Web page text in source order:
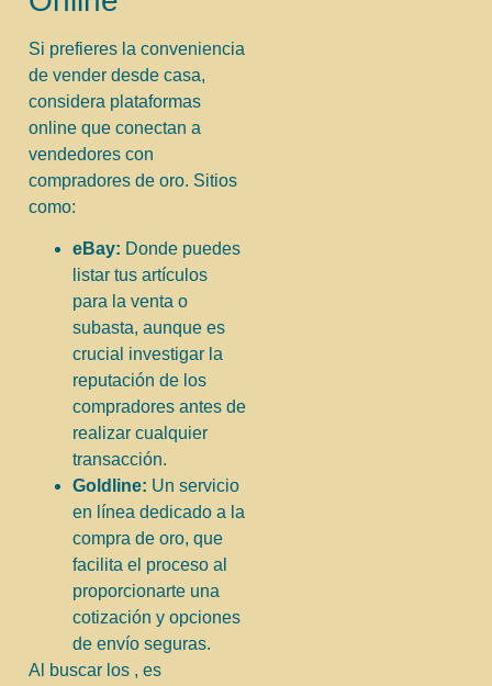
Si prefieres la conveniencia
de vender desde casa,
considera plataformas
online que conectan a
vendedores con
compradores de oro. Sitios
como:
eBay: Donde puedes
listar tus artículos
para la venta o
subasta, aunque es
crucial investigar la
reputación de los
compradores antes de
realizar cualquier
transacción.
Goldline: Un servicio
en línea dedicado a la
compra de oro, que
facilita el proceso al
proporcionarte una
cotización y opciones
de envío seguras.
Al buscar los , es